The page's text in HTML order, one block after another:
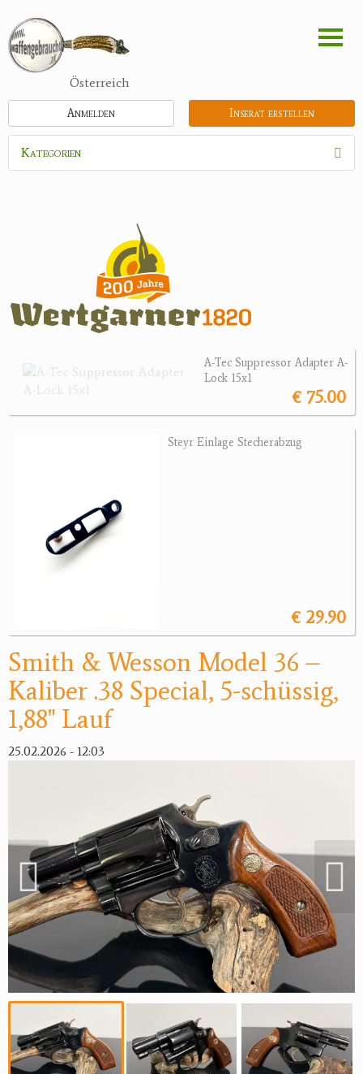
zum
Inhalt
Österreich
Inserat erstellen
Anmelden
Kategorien
Kipplaufgewehre
Kleinkalibergewehre
Repetiererbüchse
Luftdruckwaffen
Revolver
Zubehör
Antikes
Geschenke
Reviereinrichtungen
A-Tec Suppressor Adapter A-
Lock 15x1
€ 75.00
Steyr Einlage Stecherabzug
€ 29.90
Smith & Wesson Model 36 –
Kaliber .38 Special, 5-schüssig,
1,88" Lauf
25.02.2026 - 12:03